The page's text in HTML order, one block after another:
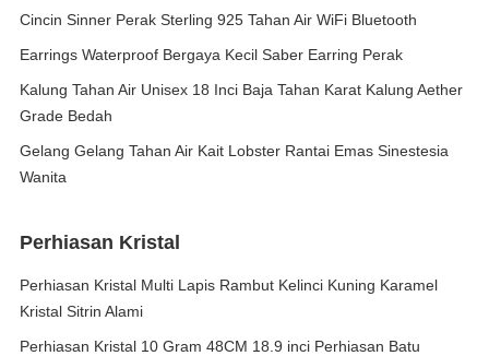
Cincin Sinner Perak Sterling 925 Tahan Air WiFi Bluetooth
Earrings Waterproof Bergaya Kecil Saber Earring Perak
Kalung Tahan Air Unisex 18 Inci Baja Tahan Karat Kalung Aether
Grade Bedah
Gelang Gelang Tahan Air Kait Lobster Rantai Emas Sinestesia
Wanita
Perhiasan Kristal
Perhiasan Kristal Multi Lapis Rambut Kelinci Kuning Karamel
Kristal Sitrin Alami
Perhiasan Kristal 10 Gram 48CM 18.9 inci Perhiasan Batu